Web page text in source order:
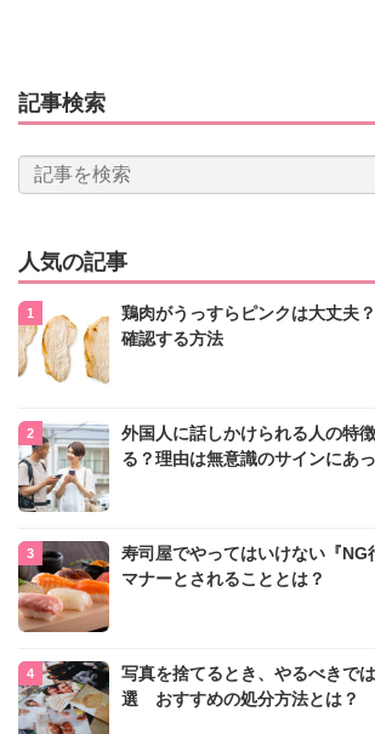
記事検索
人気の記事
鶏肉がうっすらピンクは大丈夫
確認する方法
外国人に話しかけられる人の特
る？理由は無意識のサインにあっ
寿司屋でやってはいけない『
マナーとされることとは？
写真を捨てるとき、やるべきで
選 おすすめの処分方法とは？